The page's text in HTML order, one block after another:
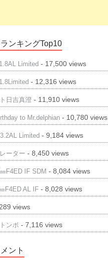
ンキングTop10
Limited - 17,500 views
- 12,316 views
日吉真澄 - 11,910 views
to Mr.delphian - 10,780 views
Limited - 9,184 views
ーター - 8,450 views
F4ED IF SDM - 8,084 views
F4ED AL IF - 8,028 views
views
ンボ - 7,116 views
ント